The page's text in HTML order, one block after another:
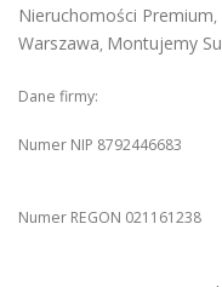
Nieruchomości Premium,
Warszawa, Montujemy
Dane firmy:
Numer NIP 8792446683
Numer REGON 021161238